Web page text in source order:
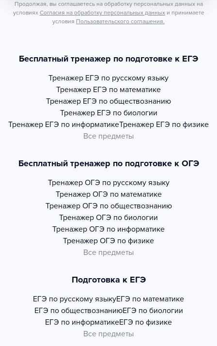
Продолжая, вы соглашаетесь на обработку персональных данных на
условиях Согласия на обработку персональных данных и принимаете
условия Пользовательского соглашения.
Бесплатный тренажер по подготовке к ЕГЭ
Тренажер ЕГЭ по русскому языку
Тренажер ЕГЭ по математике
Тренажер ЕГЭ по обществознанию
Тренажер ЕГЭ по биологии
Тренажер ЕГЭ по информатикеТренажер ЕГЭ по физике
Все предметы
Бесплатный тренажер по подготовке к ОГЭ
Тренажер ОГЭ по русскому языку
Тренажер ОГЭ по математике
Тренажер ОГЭ по обществознанию
Тренажер ОГЭ по биологии
Тренажер ОГЭ по информатике
Тренажер ОГЭ по физике
Все предметы
Подготовка к ЕГЭ
ЕГЭ по русскому языкуЕГЭ по математике
ЕГЭ по обществознаниюЕГЭ по биологии
ЕГЭ по информатикеЕГЭ по физике
Все предметы